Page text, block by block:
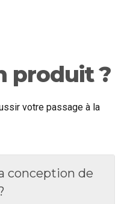
produit ?
votre passage à la
conception de